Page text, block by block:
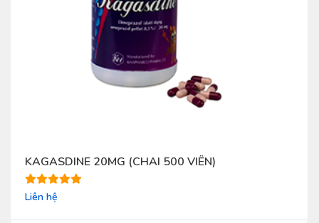
KAGASDINE 20MG (CHAI 500 VIÊN)
Liên hệ